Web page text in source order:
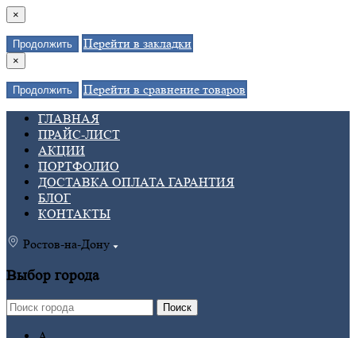
×
Продолжить Перейти в закладки
×
Продолжить
Перейти в сравнение товаров
ГЛАВНАЯ
ПРАЙС-ЛИСТ
АКЦИИ
ПОРТФОЛИО
ДОСТАВКА ОПЛАТА ГАРАНТИЯ
БЛОГ
КОНТАКТЫ
Ростов-на-Дону
Выбор города
Поиск